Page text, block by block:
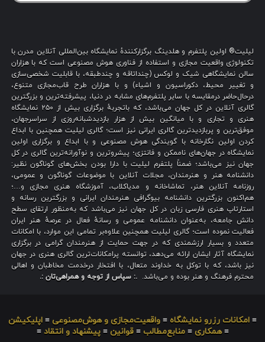
لیلیت® اولین پلتفرم و هلدینگ برگزارکنندهٔ نمایشگاه بین‌المللی آنلاین مدرن با
تکنولوژی واقعیت مجازی و استفاده از فناوری هوش مصنوعی است که با هزاران
سالن نمایشگاهی شیک و لوکس (چنداتاقه و چندطبقه، با قابلیت شخصی‌سازی
و تغییر محیط، دکوراسیون و اشیاء) و با هزاران طرح قاب‌مجازی متنوع،
درحال‌حاضر درمقایسه با سایر پلتفرم‌های مشابه در دنیا، پیشرفته‌ترین و بزرگترین
گالری آنلاین در کل جهان می‌باشد، که باتجربهٔ برگزاری بیش از ۲۵۰ نمایشگاه
هنری و تجاری و با میانگین بیش از هزار بازدیدشبانه‌روزی از سراسرجهان،
موفق‌ترین و پربازدیدترین گالری ایرانی نیز است؛ گالری لیلیت همچنین با ابداع
کردن اولین نگارخانه با گویندگی هوش مصنوعی و با ابداع و برگزاری اولین
نمایشگاه در جهان‌های ناممکن و فانتزی؛ پیشروترین و نوآورانه‌ترین گالری در کل
جهان نیز می‌باشد؛ ضمناً پلتفرم لیلیت با دارا بودن بخش‌های گوناگون نظیر:
دانشنامه هنر و هنرمندان، مجلات آنلاین با موضوعات گوناگون و عمومی،
روزنامه آنلاین هنر، تماشاخانه و مدیاکلاب، آموزشگاه هنری مجازی و…؛
هم‌اکنون بزرگترین دانشنامه بیوگرافی هنرمندان ایرانی و بزرگترین رسانه و
استارتاپ هنری فارسی زبان در کل جهان نیز می‌باشد که به‌منظور ارتقای سطح
دانش جامعه، به‌عنوان دانشنامه عمومی و رسانهٔ فعال در عرصهٔ هنر ایران
فعالیت نموده است؛ گالری لیلیت همچنین علاوه‌بر تمامی این موارد، با امکانات
متعدد و بسیار ارزشمندی که در جهت حمایت از هنرمندان گرامی در برگزاری
نمایشگاه آثار ایشان ارائه می‌دهد، توانسته پرامکانات‌ترین گالری هنری در جهان
نیز باشد، که با توکل به خداوند متعال، با افتخار درخدمت مخاطبان و اهالی
محترم فرهنگ و هنر بوده و می‌باشد. .: سپاس از توجه و همراهی‌تان :.
≡ امکانات رزرو نمایشگاه ≡ واقعیت‌مجازی و هوش‌مصنوعی ≡ اپلیکیشن
≡همکاری ≡منابع‌مطالب ≡قوانین ≡پیشنهاد و انتقاد ≡